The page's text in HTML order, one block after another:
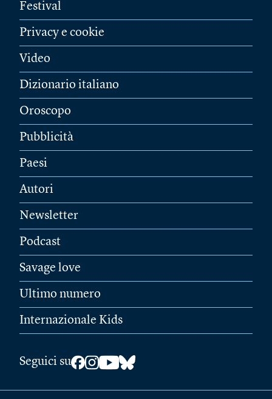
Festival
Privacy e cookie
Video
Dizionario italiano
Oroscopo
Pubblicità
Paesi
Autori
Newsletter
Podcast
Savage love
Ultimo numero
Internazionale Kids
Seguici su